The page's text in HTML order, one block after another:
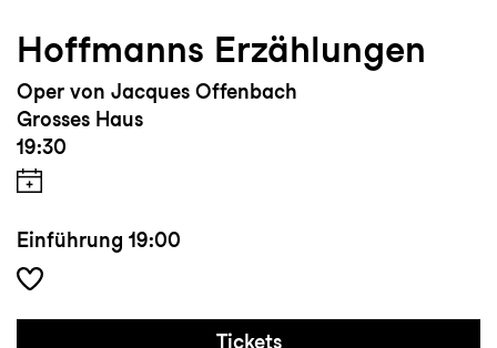
Hoffmanns Erzählungen
Oper von Jacques Offenbach
Grosses Haus
19:30
Einführung 19:00
Tickets